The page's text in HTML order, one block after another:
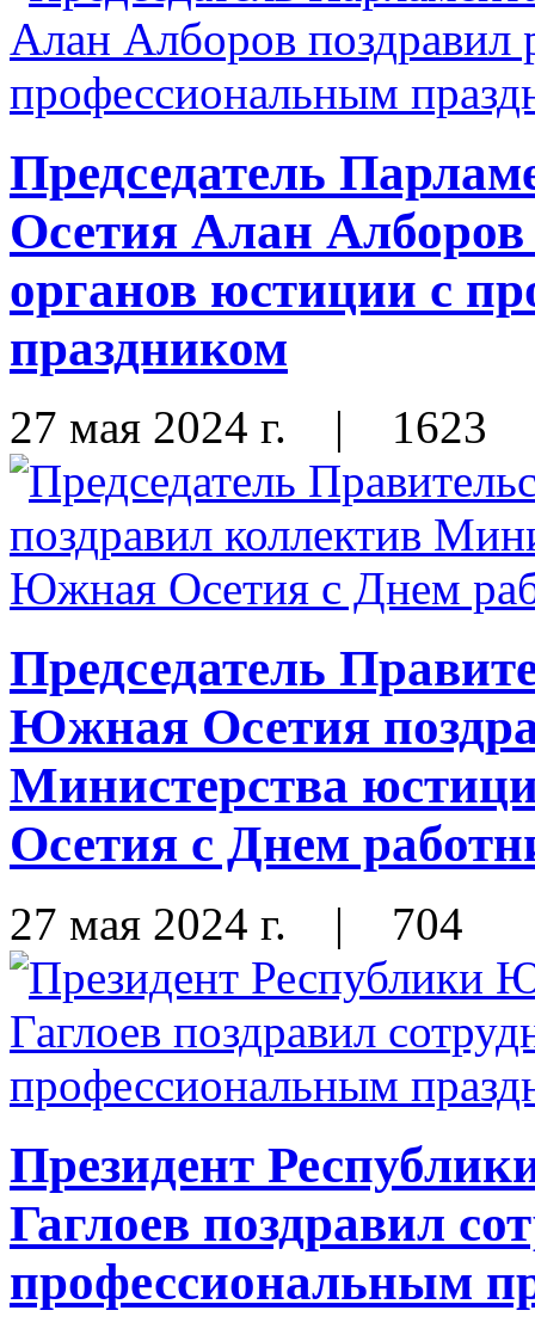
Председатель
Осетия Алан Алборов
органов юстиции с
праздником
27 мая 2024 г. | 1623
Председатель
Южная Осетия
Министерства
Осетия с Днем
27 мая 2024 г. | 704
Президент
Гаглоев поздравил
профессиональным